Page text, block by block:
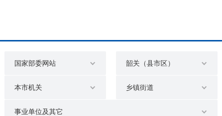
国家部委网站 韶关（县市区）
本市机关 乡镇街道
事业单位及其它